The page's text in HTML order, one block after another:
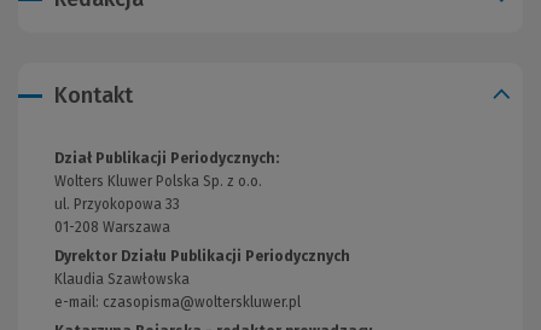
Kontakt
Dział Publikacji Periodycznych:
Wolters Kluwer Polska Sp. z o.o.
ul. Przyokopowa 33
01-208 Warszawa
Dyrektor Działu Publikacji Periodycznych
Klaudia Szawłowska
e-mail: czasopisma@wolterskluwer.pl